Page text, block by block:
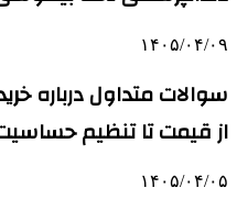
۱۴۰۵/۰۴/۰۹
سوالات متداول درباره
از قیمت تا تنظیم
۱۴۰۵/۰۴/۰۵